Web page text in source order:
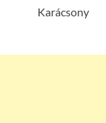
Karácsony